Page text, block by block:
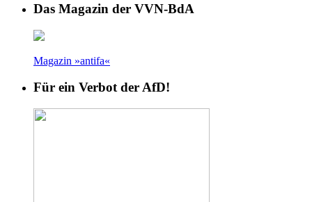
Das Magazin der VVN-BdA
Magazin »antifa«
Für ein Verbot der AfD!